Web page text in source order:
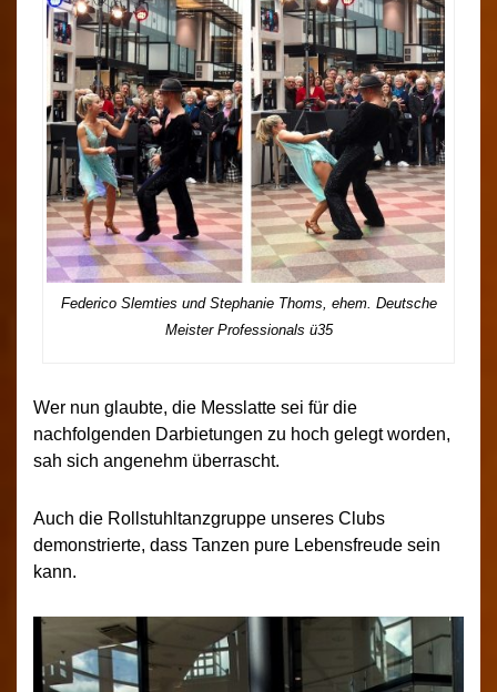
Federico Slemties und Stephanie Thoms, ehem. Deutsche
Meister Professionals ü35
Wer nun glaubte, die Messlatte sei für die
nachfolgenden Darbietungen zu hoch gelegt worden,
sah sich angenehm überrascht.
Auch die Rollstuhltanzgruppe unseres Clubs
demonstrierte, dass Tanzen pure Lebensfreude sein
kann.